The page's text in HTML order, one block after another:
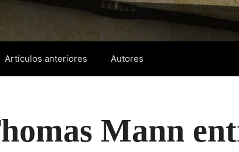
Artículos anteriores Autores
Mann